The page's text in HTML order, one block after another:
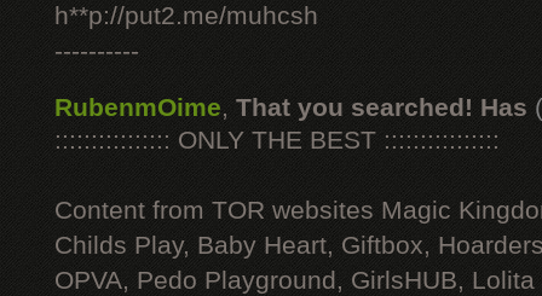
h**p://put2.me/muhcsh
----------
RubenmOime, That you searched! Has
:::::::::::::::: ONLY THE BEST ::::::::::::::::
Content from TOR websites Magic
Childs Play, Baby Heart, Giftbox,
OPVA, Pedo Playground, GirlsHUB, Lolita